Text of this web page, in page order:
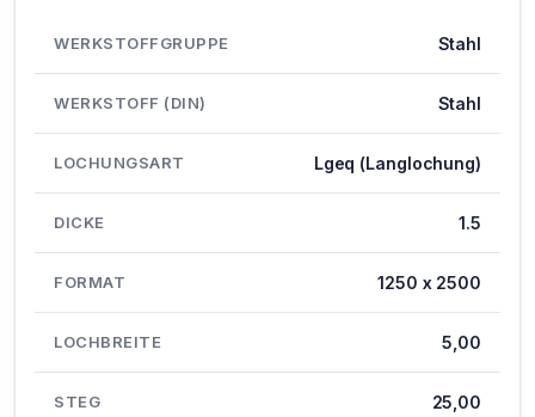
WERKSTOFFGRUPPE Stahl
WERKSTOFF (DIN) Stahl
LOCHUNGSART Lgeq (Langlochung)
DICKE 1.5
FORMAT 1250 x 2500
LOCHBREITE 5,00
STEG 25,00